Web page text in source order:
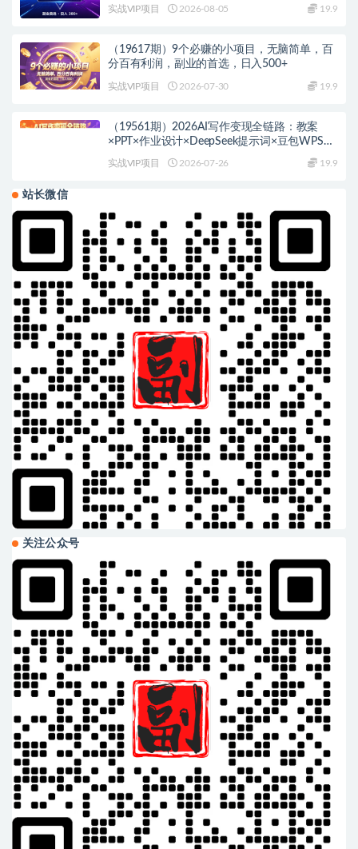
实战VIP项目 2026-08-05 19.9
（19617期）9个必赚的小项目，无脑简单，百
分百有利润，副业的首选，日入500+
实战VIP项目 2026-07-30 19.9
（19561期）2026AI写作变现全链路：教案
×PPT×作业设计×DeepSeek提示词×豆包WPS
实战VIP项目 2026-07-26 19.9
站长微信
关注公众号